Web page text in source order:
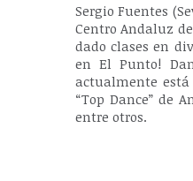
Sergio Fuentes
Centro Andaluz
dado clases en
en El Punto!
actualmente está
“Top Dance” de
entre otros.